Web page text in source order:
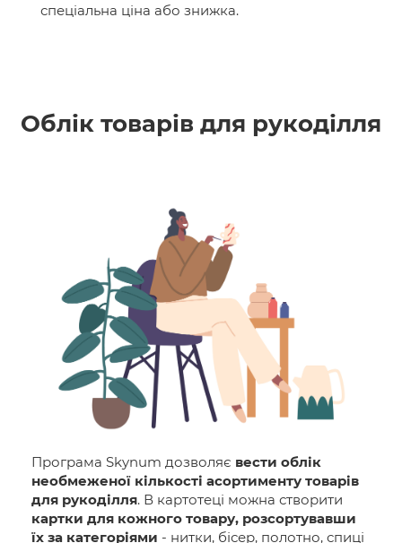
спеціальна ціна або знижка.
Облік товарів для рукоділля
Програма Skynum дозволяє вести облік
необмеженої кількості асортименту товарів
для рукоділля. В картотеці можна створити
картки для кожного товару, розсортувавши
їх за категоріями - нитки, бісер, полотно, спиці